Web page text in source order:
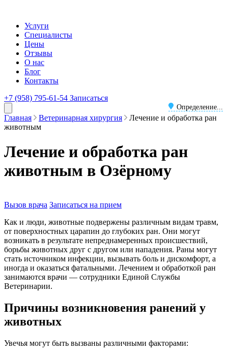
Услуги
Специалисты
Цены
Отзывы
О нас
Блог
Контакты
+7 (958) 795-61-54
Определение...
Записаться
Главная Ветеринарная хирургия
Лечение и обработка ран
животным
Лечение и обработка ран
животным в Озёрному
Вызов врача Записаться на прием
Как и люди, животные подвержены различным видам травм,
от поверхностных царапин до глубоких ран. Они могут
возникать в результате непреднамеренных происшествий,
борьбы животных друг с другом или нападения. Раны могут
стать источником инфекции, вызывать боль и дискомфорт, а
иногда и оказаться фатальными. Лечением и обработкой ран
занимаются врачи — сотрудники Единой Службы
Ветеринарии.
Причины возникновения ранений у
животных
Увечья могут быть вызваны различными факторами: